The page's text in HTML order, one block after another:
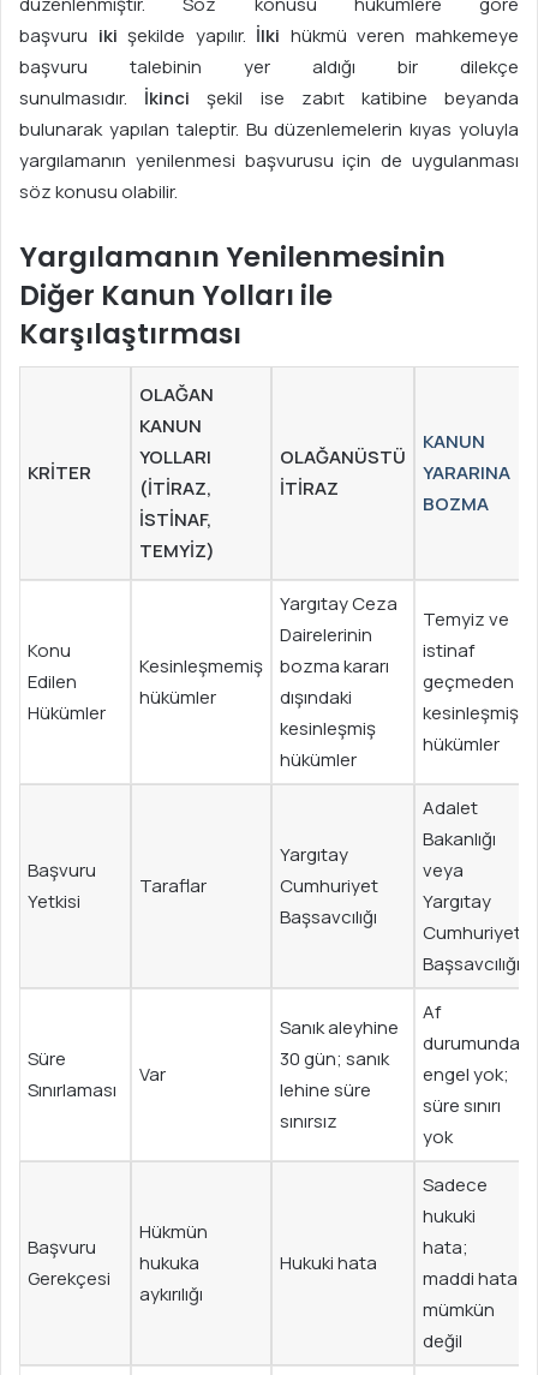
başvuru ikişekilde yapılır. İlki hükmü veren mahkemeye
başvuru talebinin yer aldığı bir dilekçe
sunulmasıdır. İkincişekil ise zabıt katibine beyanda
bulunarak yapılan taleptir. Bu düzenlemelerin kıyas yoluyla
yargılamanın yenilenmesi başvurusu için de uygulanması
söz konusu olabilir.
Yargılamanın Yenilenmesinin
Diğer Kanun Yolları ile
Karşılaştırması
KRITER
OLAĞAN
KANUN
YOLLARI
(İTIRAZ,
İSTINAF,
TEMYIZ)
OLAĞANÜSTÜ
İTIRAZ
KANUN
YARARINA
BOZMA
Konu
Edilen
Hükümler
Kesinleşmemiş
hükümler
Yargıtay Ceza
Dairelerinin
bozma kararı
dışındaki
kesinleşmiş
hükümler
Temyiz ve
istinaf
geçmeden
kesinleşmiş
hükümler
Başvuru
Yetkisi
Taraflar
Yargıtay
Cumhuriyet
Başsavcılığı
Adalet
Bakanlığı
veya
Yargıtay
Cumhuriyet
Başsavcılığı
Süre
Sınırlaması
Var
Sanık aleyhine
30 gün; sanık
lehine süre
sınırsız
Af
durumunda
engel yok;
süre sınırı
yok
Başvuru
Gerekçesi
Hükmün
hukuka
aykırılığı
Hukuki hata
Sadece
hukuki
hata;
maddi hata
mümkün
değil